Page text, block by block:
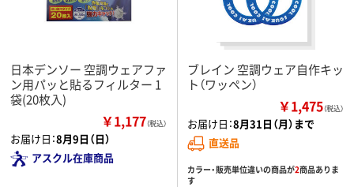
日本デンソー 空調ウェアファ
ン用パッと貼るフィルター 1
袋(20枚入)
￥1,177（税込）
お届け日：8月9日（日）
アスクル在庫商品
ブレイン 空調ウェア自作キッ
ト（ワッペン）
￥1,475（税込）
お届け日：8月31日（月）まで
直送品
カラー・販売単位違いの商品が2商品ありま
す